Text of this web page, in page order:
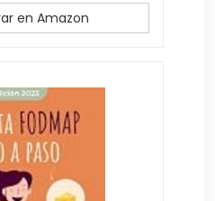
en Amazon